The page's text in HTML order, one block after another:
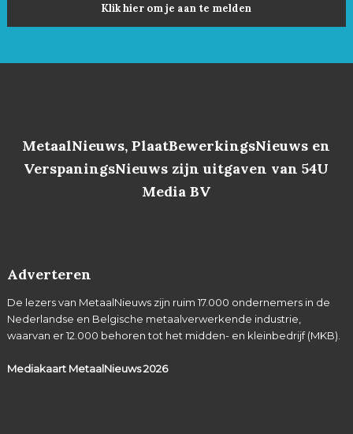
Klik hier om je aan te melden
MetaalNieuws, PlaatBewerkingsNieuws en
VerspaningsNieuws zijn uitgaven van 54U
Media BV
Adverteren
De lezers van MetaalNieuws zijn ruim 17.000 ondernemers in de
Nederlandse en Belgische metaalverwerkende industrie,
waarvan er 12.000 behoren tot het midden- en kleinbedrijf (MKB).
Mediakaart MetaalNieuws2026